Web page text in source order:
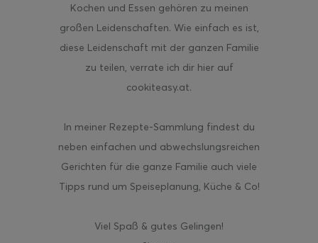
Kochen und Essen gehören zu meinen
großen Leidenschaften. Wie einfach es ist,
diese Leidenschaft mit der ganzen Familie
zu teilen, verrate ich dir hier auf
cookiteasy.at.
In meiner Rezepte-Sammlung findest du
neben einfachen und abwechslungsreichen
Gerichten für die ganze Familie auch viele
Tipps rund um Speiseplanung, Küche & Co!
Viel Spaß & gutes Gelingen!